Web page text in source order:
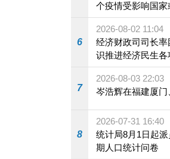
个疫情受影响国
施
6
2026-08-02 11:04
经济财政司司长
识推进经济民生各
7
2026-08-03 22:03
岑浩辉在福建厦
8
2026-07-31 16:40
统计局8月1日起派员上门 协助住
期人口统计问卷